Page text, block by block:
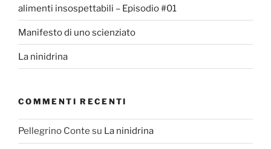
alimenti insospettabili – Episodio #01
Manifesto di uno scienziato
La ninidrina
COMMENTI RECENTI
Pellegrino Conte su La ninidrina